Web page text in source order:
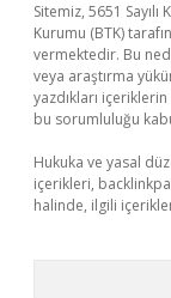
Sitemiz, 5651
Kurumu (BTK)
vermektedir. Bu
veya araştırma
yazdıkları
bu sorumluluğu
Hukuka ve yasal
içerikleri,
halinde, ilgili